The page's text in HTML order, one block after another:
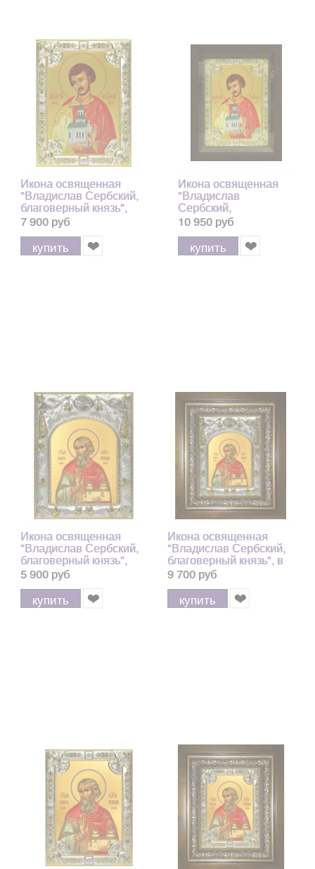
Икона освященная
"Владислав Сербский,
благоверный князь",
18x24 см, со стразами
арт.171864
7 900 руб
купить
Икона освященная
"Владислав
Сербский,
благоверный князь", в
киоте 24x30 см
арт.172021
10 950 руб
купить
Икона освященная
"Владислав Сербский,
благоверный князь",
14x18 см
5 900 руб
купить
Икона освященная
"Владислав Сербский,
благоверный князь", в
киоте 20x24 см
9 700 руб
купить